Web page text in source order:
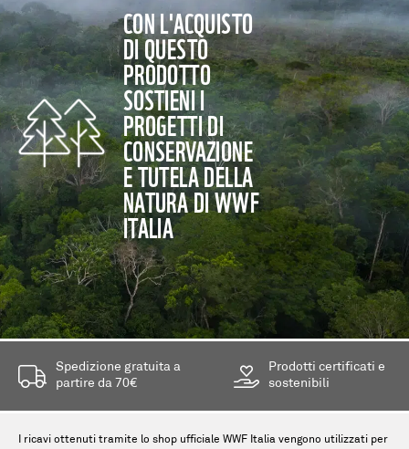
CON L'ACQUISTO
DI QUESTO
PRODOTTO
SOSTIENI I
PROGETTI DI
CONSERVAZIONE
E TUTELA DELLA
NATURA DI WWF
ITALIA
Spedizione gratuita a
partire da 70€
Prodotti certificati e
sostenibili
I ricavi ottenuti tramite lo shop ufficiale WWF Italia vengono utilizzati per